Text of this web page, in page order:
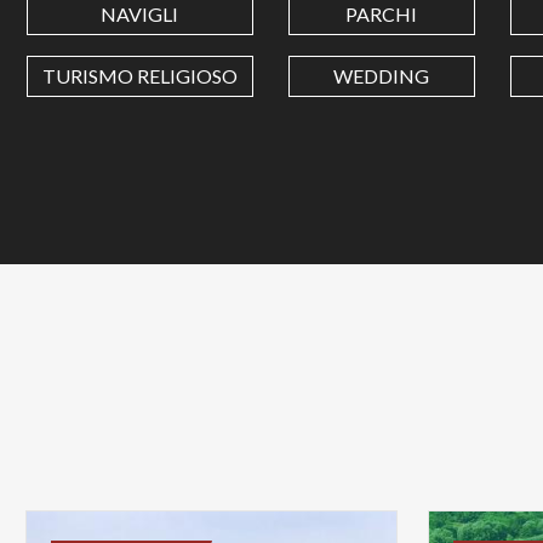
NAVIGLI PARCHI
TURISMO RELIGIOSO WEDDING